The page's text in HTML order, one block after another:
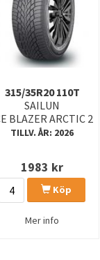
315/35R20 110T
SAILUN
BLAZER ARCTIC 2
TILLV. ÅR: 2026
1983 kr
Köp
Mer info